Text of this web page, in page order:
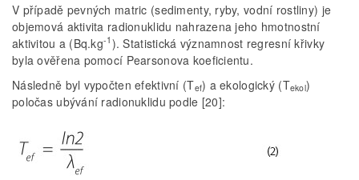
V případě pevných matric (sedimenty, ryby, vodní rostliny) je
objemová aktivita radionuklidu nahrazena jeho hmotnostní
aktivitou a (Bq.kg-1 ). Statistická významnost regresní křivky
byla ověřena pomocí Pearsonova koeficientu.
Následně byl vypočten efektivní (Tef) a ekologický (Tekol)
poločas ubývání radionuklidu podle [20]: